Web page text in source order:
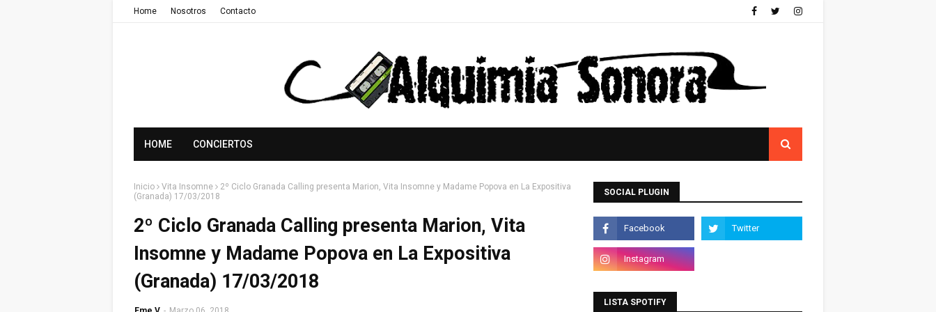
Home Nosotros Contacto
HOME CONCIERTOS
Inicio Vita Insomne
2º Ciclo Granada Calling presenta Marion, Vita Insomne y Madame Popova en La Expositiva
(Granada) 17/03/2018
2º Ciclo Granada Calling presenta Marion, Vita
Insomne y Madame Popova en La Expositiva
(Granada) 17/03/2018
SOCIAL PLUGIN
LISTA SPOTIFY